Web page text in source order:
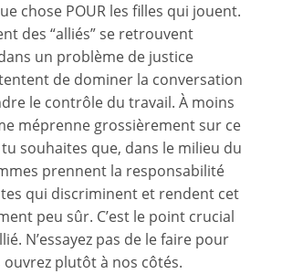
chose POUR les filles qui jouent.
des “alliés” se retrouvent
un problème de justice
de dominer la conversation
le contrôle du travail. À moins
méprenne grossièrement sur ce
souhaites que, dans le milieu du
prennent la responsabilité
qui discriminent et rendent cet
peu sûr. C’est le point crucial
N’essayez pas de le faire pour
ouvrez plutôt à nos côtés.